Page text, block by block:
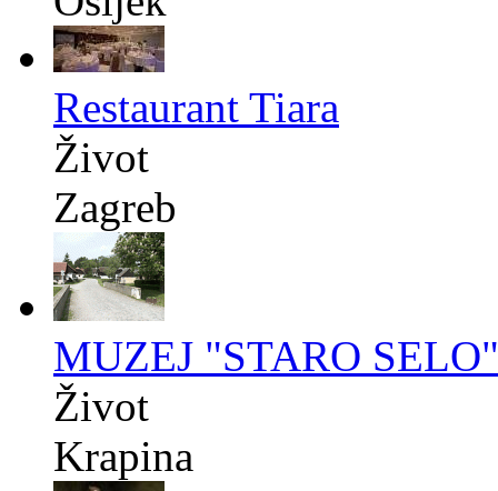
Restaurant Tiara
Život
Zagreb
MUZEJ "STARO SELO"
Život
Krapina